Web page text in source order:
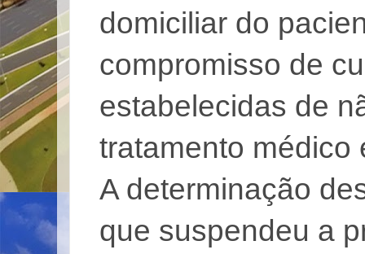
domiciliar do
compromisso de
estabelecidas de
tratamento médico
A determinação
que suspendeu a